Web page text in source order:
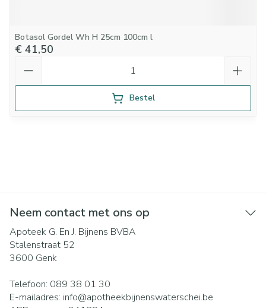
Botasol Gordel Wh H 25cm 100cm l
€ 41,50
Bestel
Neem contact met ons op
Apoteek G. En J. Bijnens BVBA
Stalenstraat 52
3600 Genk
Telefoon: 089 38 01 30
E-mailadres: info@apotheekbijnenswaterschei.be